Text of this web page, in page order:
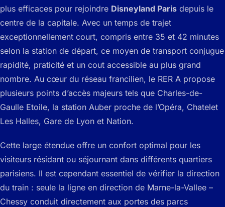
plus efficaces pour rejoindre Disneyland Paris depuis le
centre de la capitale. Avec un temps de trajet
exceptionnellement court, compris entre 35 et 42 minutes
selon la station de départ, ce moyen de transport conjugue
rapidité, praticité et un cout accessible au plus grand
nombre. Au cœur du réseau francilien, le RER A propose
plusieurs points d’accès majeurs tels que Charles-de-
Gaulle Etoile, la station Auber proche de l’Opéra, Chatelet
Les Halles, Gare de Lyon et Nation.
Cette large étendue offre un confort optimal pour les
visiteurs résidant ou séjournant dans différents quartiers
parisiens. Il est cependant essentiel de vérifier la direction
du train : seule la ligne en direction de Marne-la-Vallee –
Chessy conduit directement aux portes des parcs